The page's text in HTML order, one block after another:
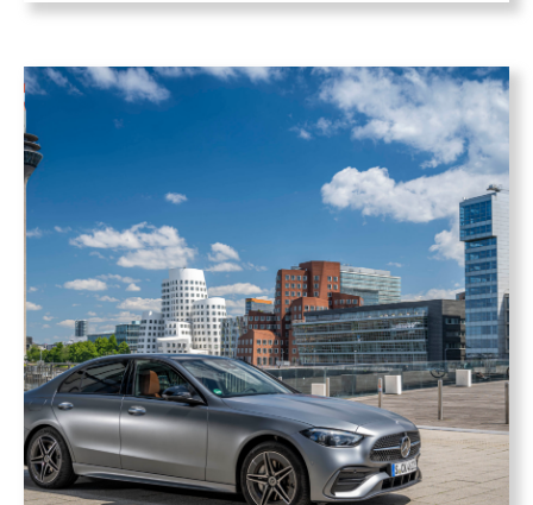
sin renunciar al lujo. Si necesitas un coche